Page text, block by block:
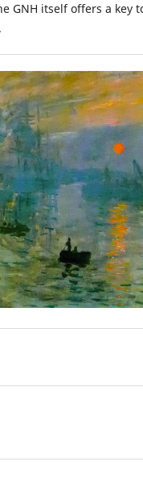
GNH itself offers a key